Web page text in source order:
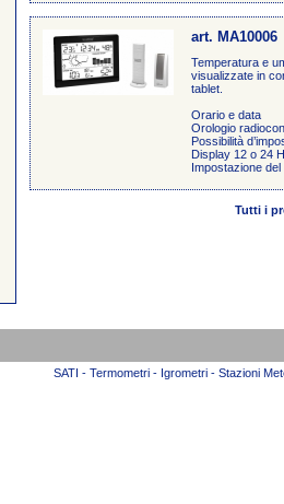
art. MA10006
Temperatura e
visualizzate in
tablet.
Orario e data
Orologio
Possibilità
Display 12 o 24 H
Impostazione del
Tutti i
SATI - Termometri - Igrometri - Stazioni